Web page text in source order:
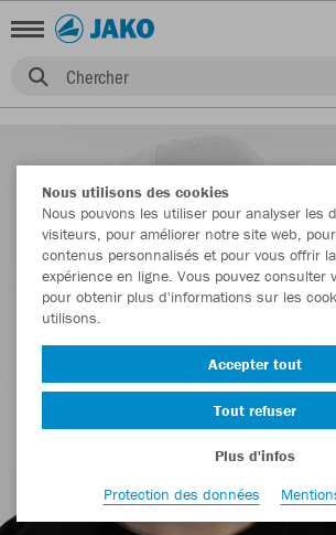
Chercher
Nous utilisons des cookies
Nous pouvons les utiliser pour analyser les
visiteurs, pour améliorer notre site web,
contenus personnalisés et pour vous offrir
expérience en ligne. Vous pouvez consulter
pour obtenir plus d'informations sur les
utilisons.
Accepter tout
Tout refuser
Plus d'infos
Protection des données